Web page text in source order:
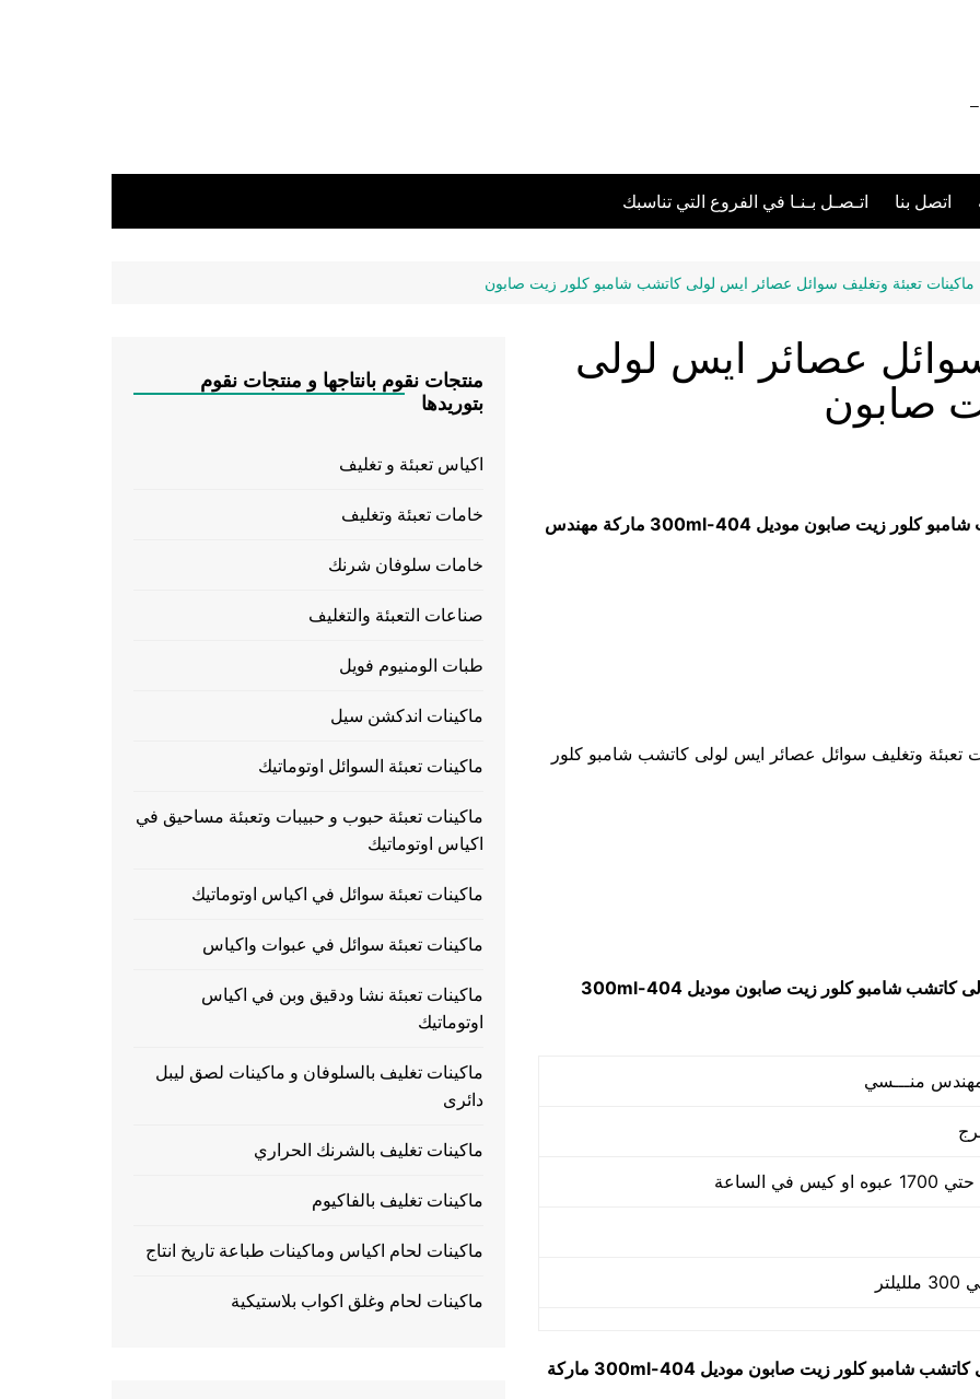
التغليف 01211116954 – 01211116955 – 01211116956 –
اتصل بنا اتـصـل بـنـا في الفروع التي تناسبك
ماكينات تعبئة وتغليف سوائل عصائر ايس لولى كاتشب شامبو كلور زيت صابون
سوائل عصائر ايس لولى
صابون
شامبو كلور زيت صابون موديل
ماركة مهندس
تعبئة وتغليف سوائل عصائر ايس لولى كاتشب شامبو كلور
كاتشب شامبو كلور زيت صابون موديل 404-300ml
كاتشب شامبو كلور زيت صابون موديل 404-300ml
ماركة
منتجات نقوم بانتاجها و منتجات نقوم
بتوريدها
اكياس تعبئة و تغليف
خامات تعبئة وتغليف
خامات سلوفان شرنك
صناعات التعبئة والتغليف
طبات الومنيوم فويل
ماكينات اندكشن سيل
ماكينات تعبئة السوائل اوتوماتيك
ماكينات تعبئة حبوب و حبيبات وتعبئة مساحيق في
اكياس اوتوماتيك
ماكينات تعبئة سوائل في اكياس اوتوماتيك
ماكينات تعبئة سوائل في عبوات واكياس
ماكينات تعبئة نشا ودقيق وبن في اكياس
اوتوماتيك
ماكينات تغليف بالسلوفان و ماكينات لصق ليبل
دائرى
ماكينات تغليف بالشرنك الحراري
ماكينات تغليف بالفاكيوم
ماكينات لحام اكياس وماكينات طباعة تاريخ انتاج
ماكينات لحام وغلق اكواب بلاستيكية